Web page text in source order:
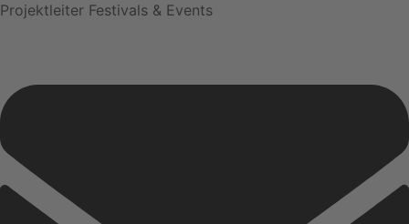
Projektleiter Festivals & Events